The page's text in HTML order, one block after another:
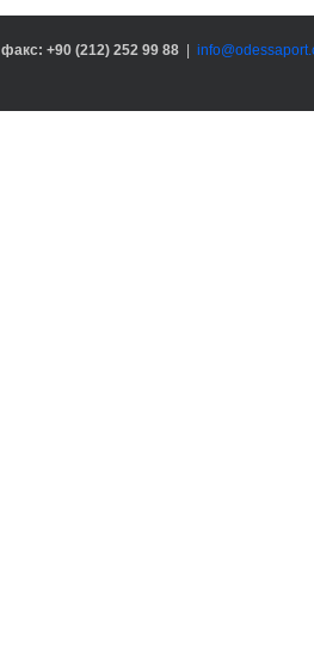
факс: +90 (212) 252 99 88